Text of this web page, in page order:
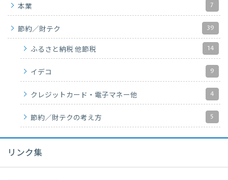
本業 7
節約／財テク 39
ふるさと納税 他節税 14
イデコ 9
クレジットカード・電子マネー他 4
節約／財テクの考え方 5
リンク集